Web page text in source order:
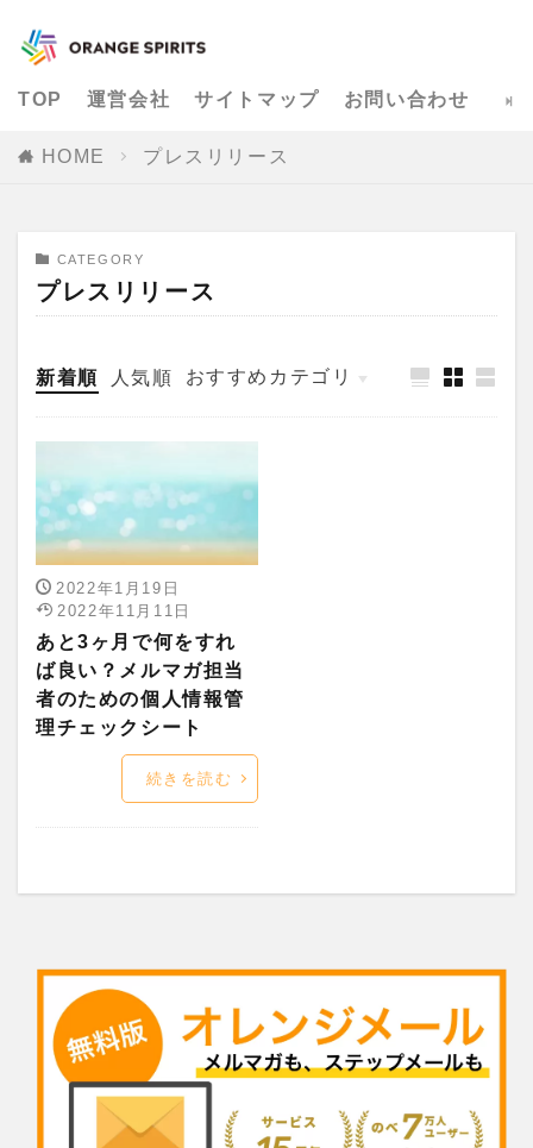
TOP 運営会社 サイトマップ お問い合わせ
HOME プレスリリース
CATEGORY
プレスリリース
新着順 人気順
おすすめカテゴリ
2022年1月19日
2022年11月11日
あと3ヶ月で何をすれ
ば良い？メルマガ担当
者のための個人情報管
理チェックシート
続きを読む